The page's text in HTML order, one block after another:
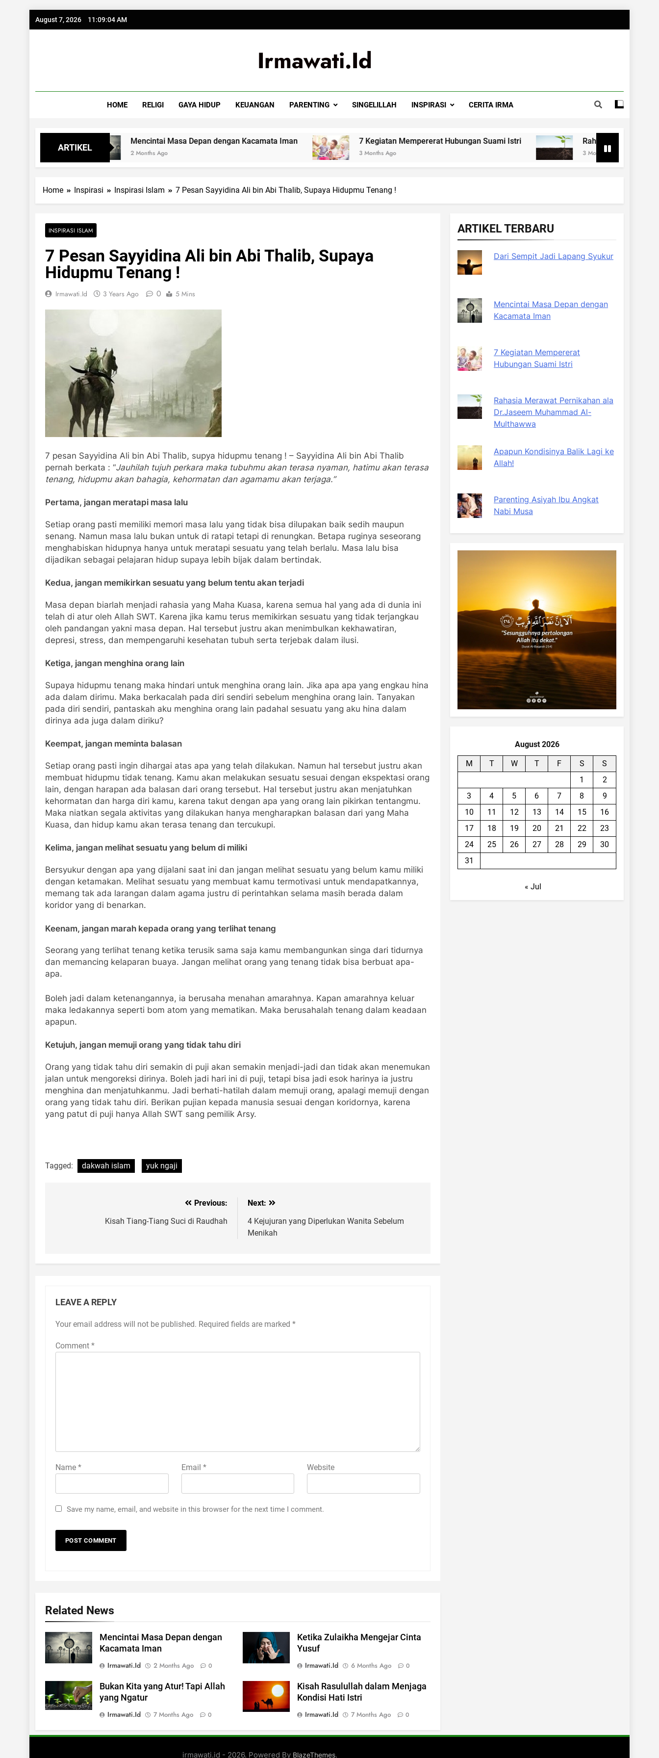
Skip
August 7, 2026 11:09:05 AM
Irmawati.id
HOME RELIGI GAYA HIDUP KEUANGAN PARENTING SINGELILLAH INSPIRASI CERITA IRMA
ARTIKEL
Mencintai Masa Depan dengan Kacamata Iman
2 Months Ago
7 Kegiatan Mempererat Hubungan Suami Istri
3 Months Ago
Rahasia Merawat Pernikahan
3 Months Ago
Home Inspirasi Inspirasi Islam 7 Pesan Sayyidina Ali bin Abi Thalib, Supaya Hidupmu Tenang !
INSPIRASI ISLAM
7 Pesan Sayyidina Ali bin Abi Thalib, Supaya
Hidupmu Tenang !
Irmawati.id 3 Years Ago 0 5 Mins
7 pesan Sayyidina Ali bin Abi Thalib, supya hidupmu tenang ! – Sayyidina Ali bin Abi Thalib
pernah berkata : “Jauhilah tujuh perkara maka tubuhmu akan terasa nyaman, hatimu akan terasa
tenang, hidupmu akan bahagia, kehormatan dan agamamu akan terjaga.”
Pertama, jangan meratapi masa lalu
Setiap orang pasti memiliki memori masa lalu yang tidak bisa dilupakan baik sedih maupun
senang. Namun masa lalu bukan untuk di ratapi tetapi di renungkan. Betapa ruginya seseorang
menghabiskan hidupnya hanya untuk meratapi sesuatu yang telah berlalu. Masa lalu bisa
dijadikan sebagai pelajaran hidup supaya lebih bijak dalam bertindak.
Kedua, jangan memikirkan sesuatu yang belum tentu akan terjadi
Masa depan biarlah menjadi rahasia yang Maha Kuasa, karena semua hal yang ada di dunia ini
telah di atur oleh Allah SWT. Karena jika kamu terus memikirkan sesuatu yang tidak terjangkau
oleh pandangan yakni masa depan. Hal tersebut justru akan menimbulkan kekhawatiran,
depresi, stress, dan mempengaruhi kesehatan tubuh serta terjebak dalam ilusi.
Ketiga, jangan menghina orang lain
Supaya hidupmu tenang maka hindari untuk menghina orang lain. Jika apa apa yang engkau hina
ada dalam dirimu. Maka berkacalah pada diri sendiri sebelum menghina orang lain. Tanyakan
pada diri sendiri, pantaskah aku menghina orang lain padahal sesuatu yang aku hina dalam
dirinya ada juga dalam diriku?
Keempat, jangan meminta balasan
Setiap orang pasti ingin dihargai atas apa yang telah dilakukan. Namun hal tersebut justru akan
membuat hidupmu tidak tenang. Kamu akan melakukan sesuatu sesuai dengan ekspektasi orang
lain, dengan harapan ada balasan dari orang tersebut. Hal tersebut justru akan menjatuhkan
kehormatan dan harga diri kamu, karena takut dengan apa yang orang lain pikirkan tentangmu.
Maka niatkan segala aktivitas yang dilakukan hanya mengharapkan balasan dari yang Maha
Kuasa, dan hidup kamu akan terasa tenang dan tercukupi.
Kelima, jangan melihat sesuatu yang belum di miliki
Bersyukur dengan apa yang dijalani saat ini dan jangan melihat sesuatu yang belum kamu miliki
dengan ketamakan. Melihat sesuatu yang membuat kamu termotivasi untuk mendapatkannya,
memang tak ada larangan dalam agama justru di perintahkan selama masih berada dalam
koridor yang di benarkan.
Keenam, jangan marah kepada orang yang terlihat tenang
Seorang yang terlihat tenang ketika terusik sama saja kamu membangunkan singa dari tidurnya
dan memancing kelaparan buaya. Jangan melihat orang yang tenang tidak bisa berbuat apa-
apa.
Boleh jadi dalam ketenangannya, ia berusaha menahan amarahnya. Kapan amarahnya keluar
maka ledakannya seperti bom atom yang mematikan. Maka berusahalah tenang dalam keadaan
apapun.
Ketujuh, jangan memuji orang yang tidak tahu diri
Orang yang tidak tahu diri semakin di puji akan semakin menjadi-jadi dan tidak akan menemukan
jalan untuk mengoreksi dirinya. Boleh jadi hari ini di puji, tetapi bisa jadi esok harinya ia justru
menghina dan menjatuhkanmu. Jadi berhati-hatilah dalam memuji orang, apalagi memuji dengan
orang yang tidak tahu diri. Berikan pujian kepada manusia sesuai dengan koridornya, karena
yang patut di puji hanya Allah SWT sang pemilik Arsy.
Tagged: dakwah islam yuk ngaji
navigation
Previous:
Kisah Tiang-Tiang Suci di Raudhah
Next:
4 Kejujuran yang Diperlukan Wanita Sebelum
Menikah
LEAVE A REPLY
Your email address will not be published. Required fields are marked *
Comment *
Name * Email * Website
Save my name, email, and website in this browser for the next time I comment.
Related News
Mencintai Masa Depan dengan
Kacamata Iman
Irmawati.id
2 Months Ago 0
Ketika Zulaikha Mengejar Cinta
Yusuf
Irmawati.id
6 Months Ago 0
Bukan Kita yang Atur! Tapi Allah
yang Ngatur
Irmawati.id
7 Months Ago 0
Kisah Rasulullah dalam Menjaga
Kondisi Hati Istri
Irmawati.id
7 Months Ago 0
ARTIKEL TERBARU
Dari Sempit Jadi Lapang Syukur
Mencintai Masa Depan dengan
Kacamata Iman
7 Kegiatan Mempererat
Hubungan Suami Istri
Rahasia Merawat Pernikahan ala
Dr.Jaseem Muhammad Al-
Multhawwa
Apapun Kondisinya Balik Lagi ke
Allah!
Parenting Asiyah Ibu Angkat
Nabi Musa
August 2026
M T W T F S
S
1
2
3
4 5 6 7 8
9
10
11 12 13 14 15
16
17
18 19 20 21 22
23
24
25 26 27 28 29
30
31
« Jul
irmawati.id - 2026. Powered By BlazeThemes.